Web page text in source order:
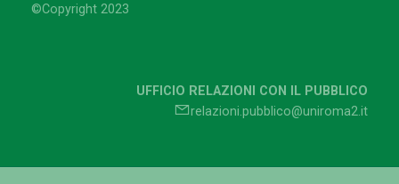
©Copyright 2023
UFFICIO RELAZIONI CON IL PUBBLICO
relazioni.pubblico@uniroma2.it